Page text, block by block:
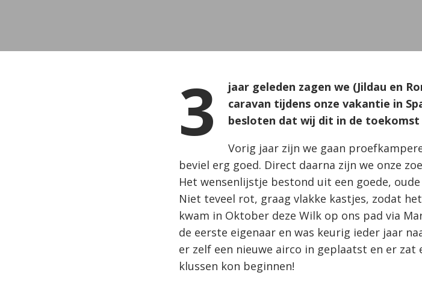
3
jaar geleden zagen we (Jildau en
caravan tijdens onze vakantie in
besloten dat wij dit in de toekomst
Vorig jaar zijn we gaan
beviel erg goed. Direct daarna zijn we onze
Het wensenlijstje bestond uit een goede,
Niet teveel rot, graag vlakke kastjes, zodat
kwam in Oktober deze Wilk op ons pad via
de eerste eigenaar en was keurig ieder jaar
er zelf een nieuwe airco in geplaatst en er zat
klussen kon beginnen!